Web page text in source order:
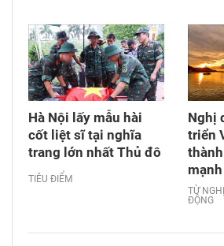
Hà Nội lấy mẫu hài
cốt liệt sĩ tại nghĩa
trang lớn nhất Thủ đô
TIÊU ĐIỂM
Nghị
triển
mạnh
TỪ
ĐỘNG